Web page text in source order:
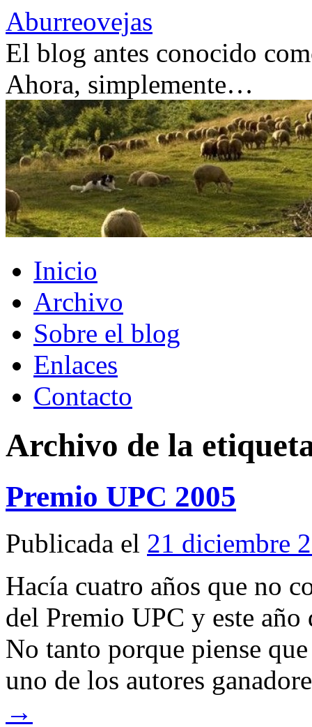
Saltar
al
contenido
Aburreovejas
El blog antes conocido
Ahora, simplemente…
Inicio
Archivo
Sobre el blog
Enlaces
Contacto
Archivo de la
Premio UPC 2005
Publicada el 21 diciembre
Hacía cuatro años que no
del Premio UPC y este
No tanto porque piense
uno de los autores
→